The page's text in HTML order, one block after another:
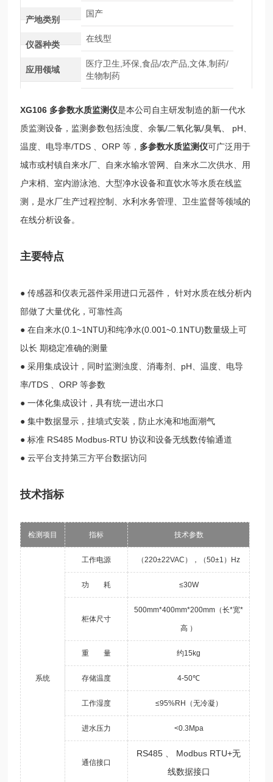
产地类别
国产
仪器种类
在线型
应用领域
医疗卫生,环保,食品/农产品,文体,制药/
生物制药
XG106 多参数水质监测仪是本公司自主研发制造的新一代水
质监测设备，监测参数包括浊度、余氯/二氧化氯/臭氧、 pH、
温度、电导率/TDS 、ORP 等， 多参数水质监测仪可广泛用于
城市或村镇自来水厂、自来水输水管网、自来水二次供水、用
户末梢、室内游泳池、大型净水设备和直饮水等水质在线监
测，是水厂生产过程控制、水利水务管理、卫生监督等领域的
在线分析设备。
主要特点
● 传感器和仪表元器件采用进口元器件， 针对水质在线分析内
部做了大量优化，可靠性高
● 在自来水(0.1~1NTU)和纯净水(0.001~0.1NTU)数量级上可
以长 期稳定准确的测量
● 采用集成设计，同时监测浊度、消毒剂、pH、温度、电导
率/TDS 、ORP 等参数
● 一体化集成设计，具有统一进出水口
● 集中数据显示，挂墙式安装，防止水淹和地面潮气
● 标准 RS485 Modbus-RTU 协议和设备无线数传输通道
● 云平台支持第三方平台数据访问
技术指标
检测项目 指标 技术参数
系统
工作电源 （220±22VAC），（50±1）Hz
功 耗 ≤30W
柜体尺寸
500mm*400mm*200mm（长*宽*
高 ）
重 量 约15kg
存储温度 4-50℃
工作湿度 ≤95%RH（无冷凝）
进水压力 <0.3Mpa
通信接口
RS485 、 Modbus RTU+无
线数据接口